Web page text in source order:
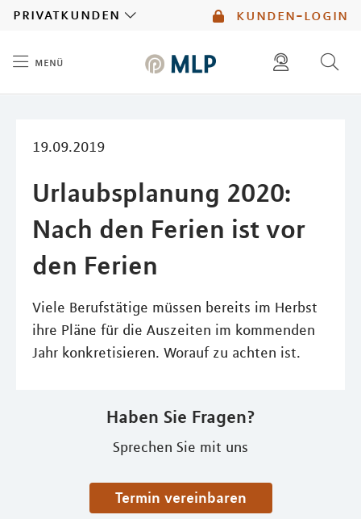
kunden-login
privatkunden
menü
19.09.2019
Urlaubsplanung 2020:
Nach den Ferien ist vor
den Ferien
Viele Berufstätige müssen bereits im Herbst
ihre Pläne für die Auszeiten im kommenden
Jahr konkretisieren. Worauf zu achten ist.
Haben Sie Fragen?
Sprechen Sie mit uns
Termin vereinbaren